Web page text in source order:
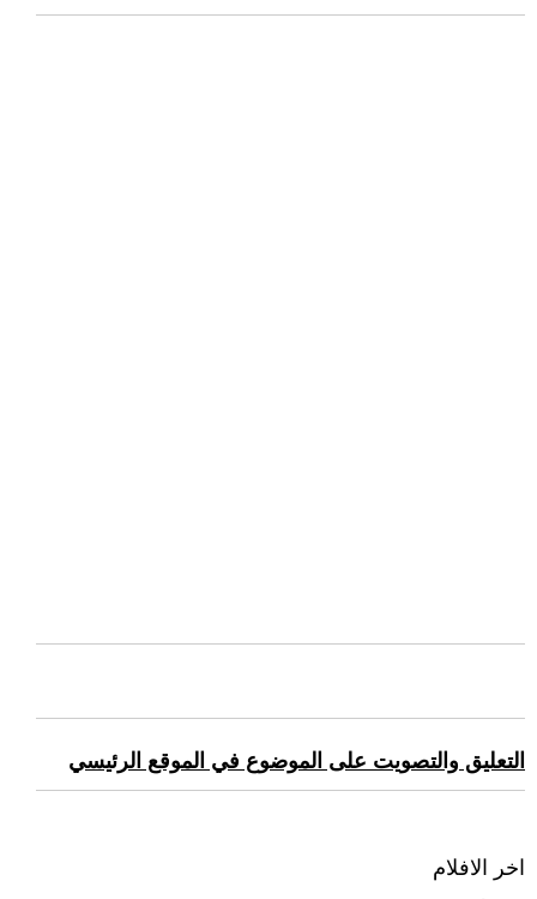
التعليق والتصويت على الموضوع في الموقع الرئيسي
اخر الافلام